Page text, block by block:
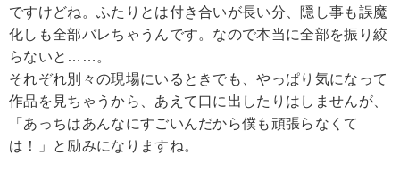
ですけどね。ふたりとは付き合いが長い分、隠し事も誤魔
化しも全部バレちゃうんです。なので本当に全部を振り絞
らないと……。
それぞれ別々の現場にいるときでも、やっぱり気になって
作品を見ちゃうから、あえて口に出したりはしませんが、
「あっちはあんなにすごいんだから僕も頑張らなくて
は！」と励みになりますね。